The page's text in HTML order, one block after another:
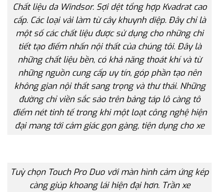
Chất liệu da Windsor. Sợi dệt tổng hợp Kvadrat cao
cấp. Các loại vải làm từ cây khuynh diệp. Đây chỉ là
một số các chất liệu được sử dụng cho những chi
tiết tạo điểm nhấn nội thất của chúng tôi. Đây là
những chất liệu bền, có khả năng thoát khí và từ
những nguồn cung cấp uy tín, góp phần tạo nên
không gian nội thất sang trọng và thư thái. Những
đường chỉ viền sắc sảo trên bảng táp lô càng tô
điểm nét tinh tế trong khi một loạt công nghệ hiện
đại mang tới cảm giác gọn gàng, tiện dụng cho xe
Tuỳ chọn Touch Pro Duo với màn hình cảm ứng kép
càng giúp khoang lái hiện đại hơn. Trần xe